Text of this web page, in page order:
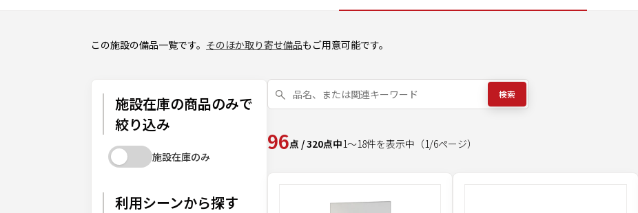
この施設の備品一覧です。 そのほか取り寄せ備品もご用意可能です。
施設在庫の商品のみで
絞り込み
施設在庫のみ
利用シーンから探す
検索
96点 /320点中1～18件を表示中 （1/6ページ）